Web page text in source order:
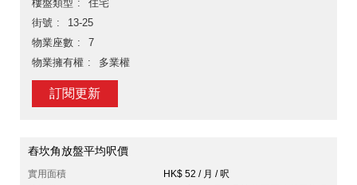
樓盤類型
住宅
街號
13-25
物業座數
7
物業擁有權
多業權
訂閱更新
舂坎角放盤平均呎價
實用面積
HK$ 52 / 月 / 呎